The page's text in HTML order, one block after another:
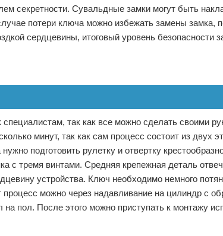
секретности. Сувальдные замки могут быть
потери ключа можно избежать замены замка,
сердцевины, итоговый уровень безопасности
так как все можно сделать своими
минут, так как сам процесс состоит из двух
подготовить рулетку и отвертку
тремя винтами. Средняя крепежная деталь
устройства. Ключ необходимо немного
процесс можно через надавливание на цилиндр с
пол. После этого можно приступать к монтажу